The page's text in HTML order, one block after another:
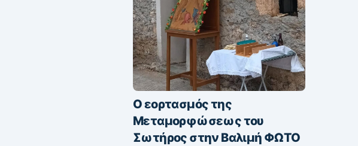
Ο εορτασμός της
Μεταμορφώσεως του
Σωτήρος στην Βαλιμή ΦΩΤΟ